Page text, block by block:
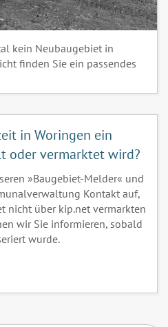
kein Neubaugebiet in
finden Sie ein passendes
in Woringen ein
oder vermarktet wird?
»Baugebiet-Melder« und
Kontakt auf,
nicht über kip.net vermarkten
wir Sie informieren, sobald
wurde.